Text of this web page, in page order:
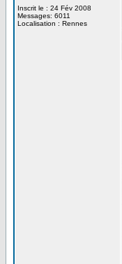
Inscrit le : 24 Fév 2008
Messages: 6011
Localisation : Rennes